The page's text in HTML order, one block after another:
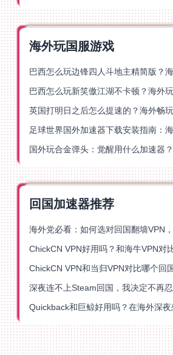
海外玩国服游戏
英国打明日之后怎么提速的？海外畅
回国加速器推荐
深夜连不上Steam回国，我决定不再